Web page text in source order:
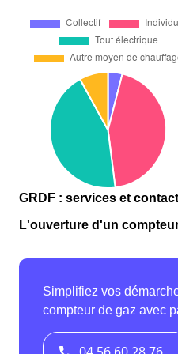
GRDF : services et
L'ouverture d'un